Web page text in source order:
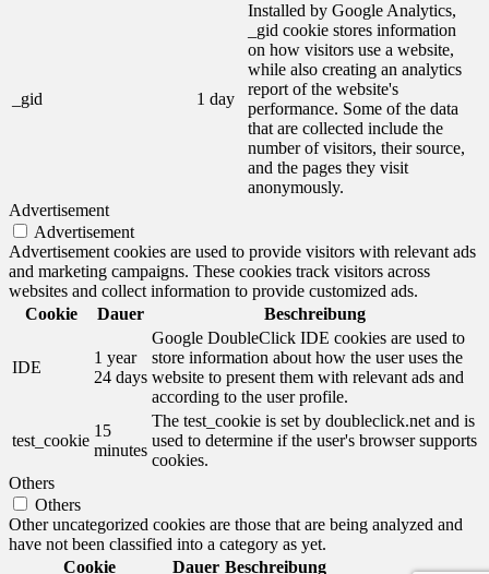
_gid 1 day
Installed by Google Analytics,
_gid cookie stores information
on how visitors use a website,
while also creating an analytics
report of the website's
performance. Some of the data
that are collected include the
number of visitors, their source,
and the pages they visit
anonymously.
Advertisement
Advertisement
Advertisement cookies are used to provide visitors with relevant ads
and marketing campaigns. These cookies track visitors across
websites and collect information to provide customized ads.
Cookie
Dauer Beschreibung
IDE
1 year
24 days
Google DoubleClick IDE cookies are used to
store information about how the user uses the
website to present them with relevant ads and
according to the user profile.
test_cookie
15
minutes
The test_cookie is set by doubleclick.net and is
used to determine if the user's browser supports
cookies.
Others
Others
Other uncategorized cookies are those that are being analyzed and
have not been classified into a category as yet.
Cookie
Dauer Beschreibung